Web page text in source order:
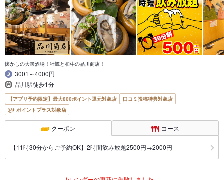
懐かしの大衆酒場！牡蠣と和牛の品川商店！
3001～4000円
品川駅徒歩1分
【アプリ予約限定】最大800ポイント還元対象店
口コミ投稿特典対象店
ポイントプラス対象店
クーポン コース
【11時30分からご予約OK】2時間飲み放題2500円→2000円